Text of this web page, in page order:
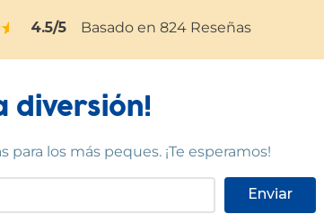
4.5/5 Basado en 824 Reseñas
diversión!
los más peques. ¡Te esperamos!
Enviar